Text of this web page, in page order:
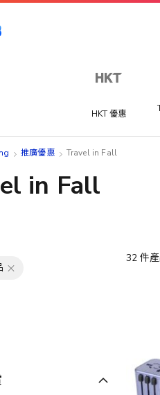
HKT 優惠
推廣優惠 Travel in Fall
in Fall
32件